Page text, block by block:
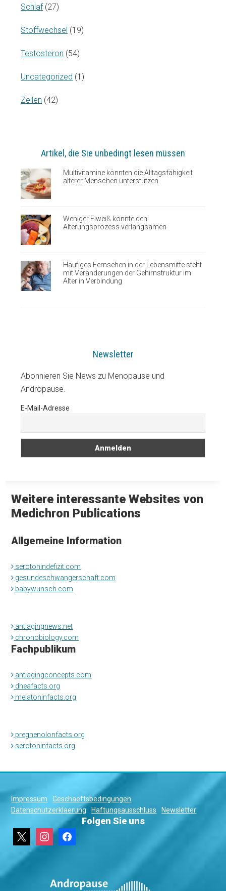
Schlaf (27)
Stoffwechsel (19)
Testosteron (54)
Uncategorized (1)
Zellen (42)
Artikel, die Sie unbedingt lesen müssen
Multivitamine könnten die Alltagsfähigkeit
älterer Menschen unterstützen
Weniger Eiweiß könnte den
Alterungsprozess verlangsamen
Häufiges Fernsehen in der Lebensmitte steht
mit Veränderungen der Gehirnstruktur im
Alter in Verbindung
Newsletter
Abonnieren Sie News zu Menopause und
Andropause.
E-Mail-Adresse
Weitere interessante Websites von
Medichron Publications
Allgemeine Information
serotonindefizit.com
gesundeschwangerschaft.com
babywunsch.com
antiagingnews.net
chronobiology.com
Fachpublikum
antiagingconcepts.com
dheafacts.org
melatoninfacts.org
pregnenolonfacts.org
serotoninfacts.org
Impressum
Geschaeftsbedingungen
Datenschutzerklaerung
Haftungsausschluss Newsletter
Folgen Sie uns
instagramfacebook